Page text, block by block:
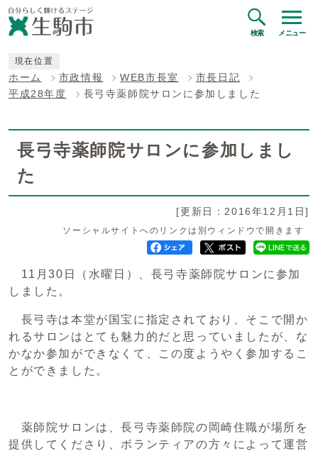
検索 メニュー
現在位置
ホーム 市政情報 WEB市長室
市長日記
平成28年度
長弓寺薬師院サロンに参加しました
長弓寺薬師院サロンに参加しまし
た
[更新日：2016年12月1日]
ソーシャルサイトへのリンクは別ウィンドウで開きます
11月30日（水曜日）、長弓寺薬師院サロンに参加
しました。
長弓寺は本堂が国宝に指定されており、そこで開か
れるサロンはとても魅力的だと思っていましたが、な
かなか参加ができなくて、この度ようやく参加するこ
とができました。
薬師院サロンは、長弓寺薬師院の岡崎住職が場所を
提供してくださり、ボランティアの方々によって運営